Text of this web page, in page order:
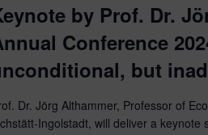
by Prof. Dr.
Conference
but
Dr. Jörg Althammer, Professor of
Ingolstadt, will deliver a